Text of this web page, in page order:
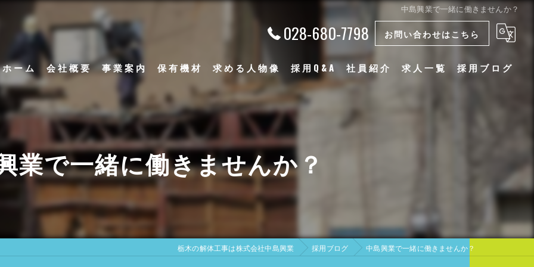
中島興業で一緒に働きませんか？
028-680-7798 お問い合わせはこちら
ホーム 会社概要
代表挨拶
ビジョン
事業案内
アスベスト除去工事
内装解体工事
足場解体工事
保有機材 求める人物像 採用Q&A 社員紹介 求人一覧 採用ブログ
業で一緒に働きませんか？
栃木の解体工事は株式会社中島興業 採用ブログ 中島興業で一緒に働きませんか？